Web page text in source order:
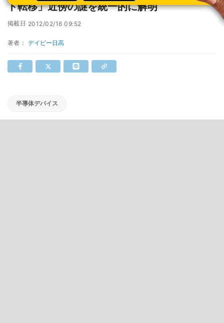
ト転移」近傍の謎を統一的に解明
掲載日 2012/02/16 09:52
著者： デイビー日高
半導体デバイス